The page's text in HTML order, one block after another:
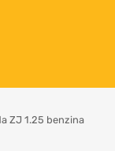
ZJ 1.25 benzina